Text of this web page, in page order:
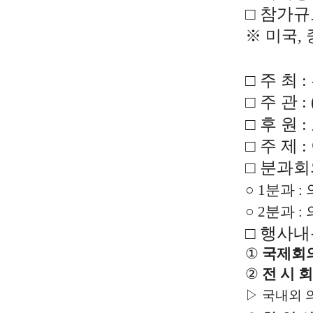
□ 참가
※ 미국,
□ 주 최 :
□ 주 관 :
□ 후 원 :
□ 주 제 :
□ 분과
○ 1분과 :
○ 2분과 :
□ 행사
① 국제회
② 전 시 회
▷ 국내외